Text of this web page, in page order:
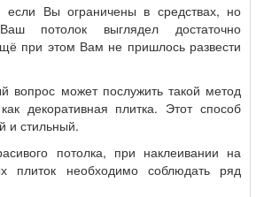
если Вы ограничены в средствах, но
потолок выглядел достаточно
при этом Вам не пришлось развести
вопрос может послужить такой метод
декоративная плитка. Этот способ
и стильный.
потолка, при наклеивании на
плиток необходимо соблюдать ряд